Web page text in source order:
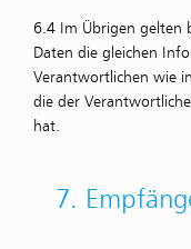
6.4 Im Übrigen gelten
Daten die gleichen
Verantwortlichen wie
die der
hat.
7.